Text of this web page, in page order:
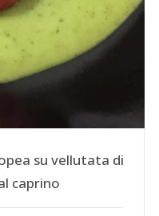
su vellutata di
caprino